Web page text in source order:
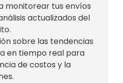
monitorear tus envíos
actualizados del
sobre las tendencias
en tiempo real para
de costos y la